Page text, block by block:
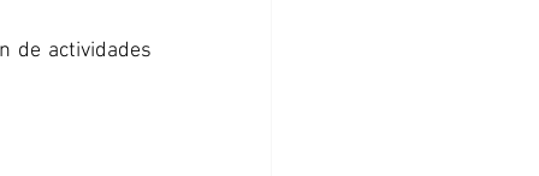
de actividades